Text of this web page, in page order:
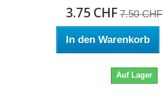
3.75 CHF 7.50 CHF
In den Warenkorb
Auf Lager